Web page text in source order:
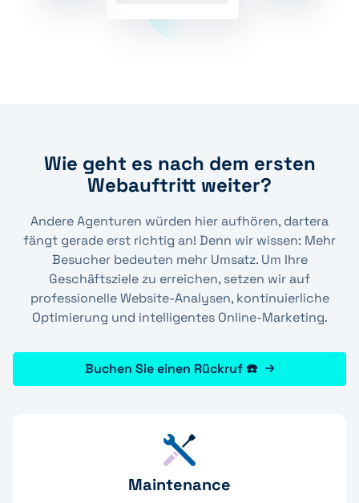
Wie geht es nach dem ersten
Webauftritt weiter?
Andere Agenturen würden hier aufhören, dartera
fängt gerade erst richtig an! Denn wir wissen: Mehr
Besucher bedeuten mehr Umsatz. Um Ihre
Geschäftsziele zu erreichen, setzen wir auf
professionelle Website-Analysen, kontinuierliche
Optimierung und intelligentes Online-Marketing.
Buchen Sie einen Rückruf ☎️
Maintenance